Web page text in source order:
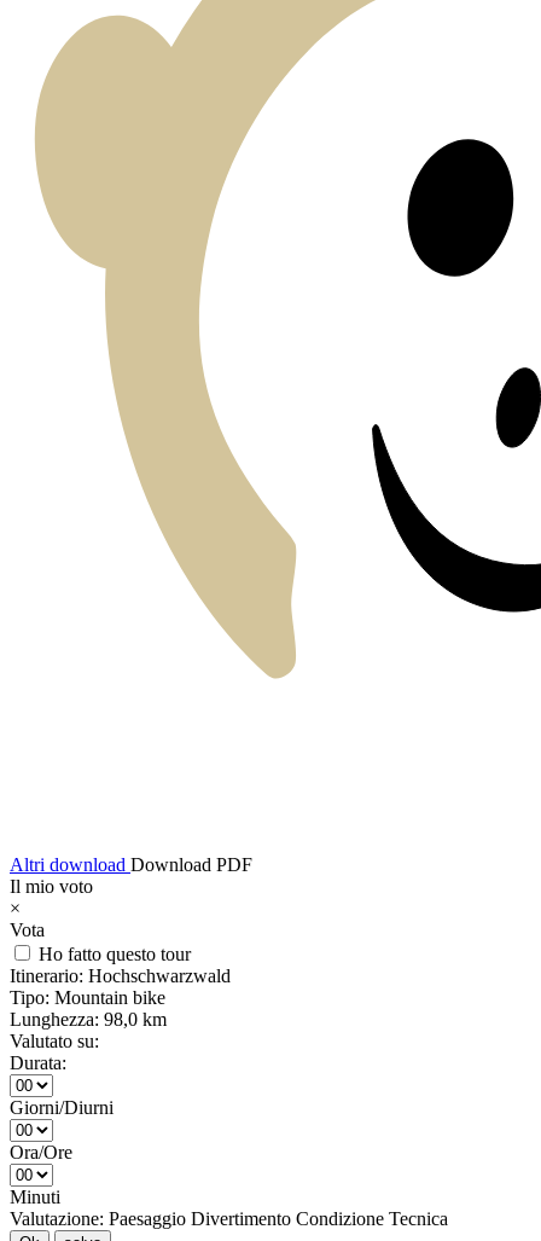
Altri download Download PDF
Il mio voto
×
Vota
Ho fatto questo tour
Itinerario: Hochschwarzwald
Tipo: Mountain bike
Lunghezza: 98,0 km
Valutato su:
Durata:
Giorni/Diurni
Ora/Ore
Minuti
Valutazione: Paesaggio Divertimento Condizione Tecnica